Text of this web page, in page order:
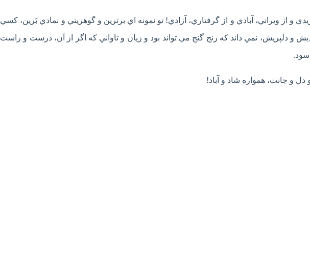
و از ويراني، آبادي و از گرفتاري، آزادي! تو نمونه اي برترين و گوهريني و نمادي بَرين، کسي
و دلپريش، نمي داند که رنج گنج مي تواند بود و زيان و تاواني که اگر از آن، درست و راست
سود.
و دل و جانت، همواره شاد و آباد!